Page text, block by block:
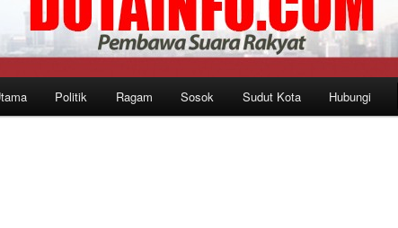
Politik Ragam Sosok Sudut Kota Hubungi